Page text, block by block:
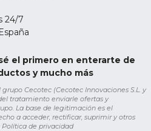
24/7
el primero en enterarte de
y mucho más
Cecotec (Cecotec Innovaciones S.L. y
tratamiento enviarle ofertas y
La base de legitimación es el
a acceder, rectificar, suprimir y otros
Política de privacidad